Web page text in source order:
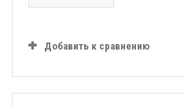
Добавить к сравнению